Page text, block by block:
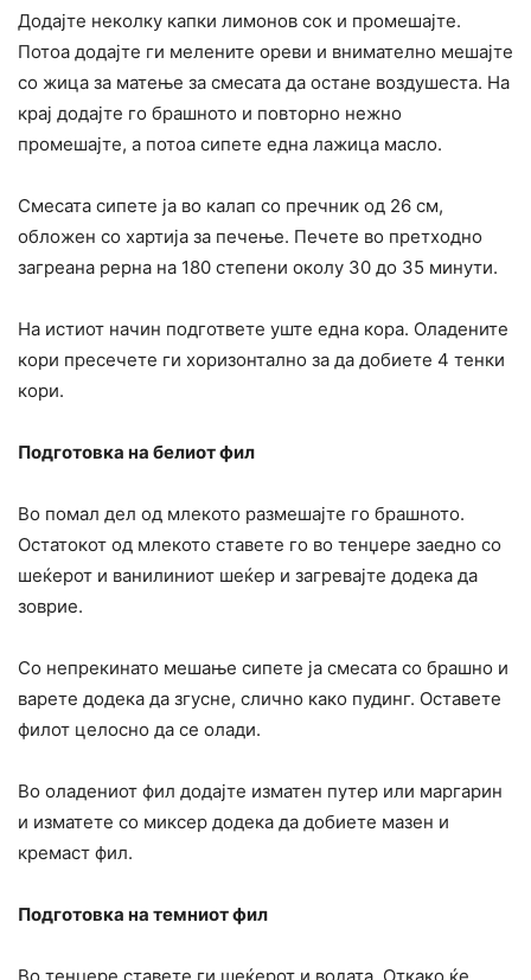
Додајте неколку капки лимонов сок и промешајте.
Потоа додајте ги мелените ореви и внимателно мешајте
со жица за матење за смесата да остане воздушеста. На
крај додајте го брашното и повторно нежно
промешајте, а потоа сипете една лажица масло.
Смесата сипете ја во калап со пречник од 26 см,
обложен со хартија за печење. Печете во претходно
загреана рерна на 180 степени околу 30 до 35 минути.
На истиот начин подгответе уште една кора. Оладените
кори пресечете ги хоризонтално за да добиете 4 тенки
кори.
Подготовка на белиот фил
Во помал дел од млекото размешајте го брашното.
Остатокот од млекото ставете го во тенџере заедно со
шеќерот и ванилиниот шеќер и загревајте додека да
зоврие.
Со непрекинато мешање сипете ја смесата со брашно и
варете додека да згусне, слично како пудинг. Оставете
филот целосно да се олади.
Во оладениот фил додајте изматен путер или маргарин
и изматете со миксер додека да добиете мазен и
кремаст фил.
Подготовка на темниот фил